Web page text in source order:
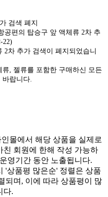
검색 폐지
공편의 탑승구 앞 액체류 2차 추
22)
2차 추가 검색이 폐지되었습니
류, 젤류를 포함한 구매하신 모든
랍니다.
몰에서 해당 상품을 실제로
친 회원에 한해 작성 가능하
영기간 동안 노출됩니다.
'상품평 많은순' 정렬은 상품
되며, 이에 따라 상품평이 많
다.